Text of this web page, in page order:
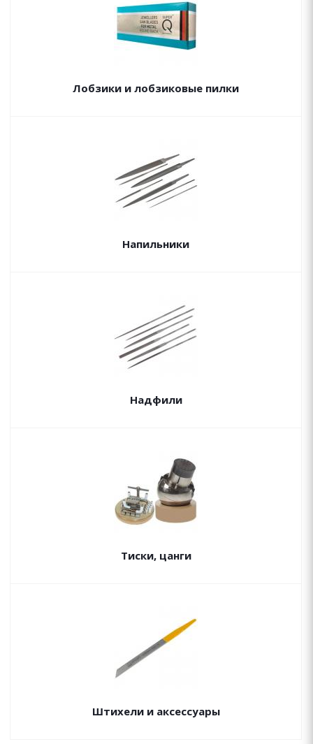
Лобзики и лобзиковые пилки
Напильники
Надфили
Тиски, цанги
Штихели и аксессуары